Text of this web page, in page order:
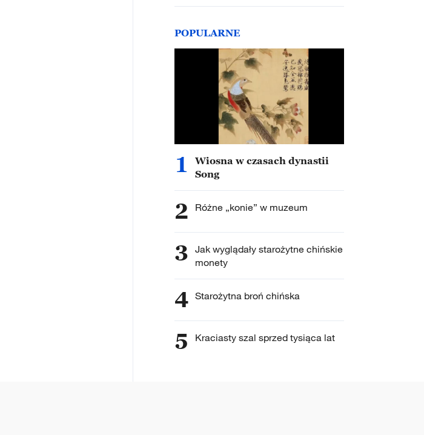
POPULARNE
1
Wiosna w czasach dynastii
Song
2 Różne „konie” w muzeum
3 Jak wyglądały starożytne chińskie
monety
4 Starożytna broń chińska
5 Kraciasty szal sprzed tysiąca lat